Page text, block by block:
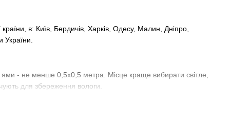
в: Київ, Бердичів, Харків, Одесу, Малин, Дніпро,
України.
ями - не менше 0,5х0,5 метра. Місце краще вибирати світле,
для збереження вологи.